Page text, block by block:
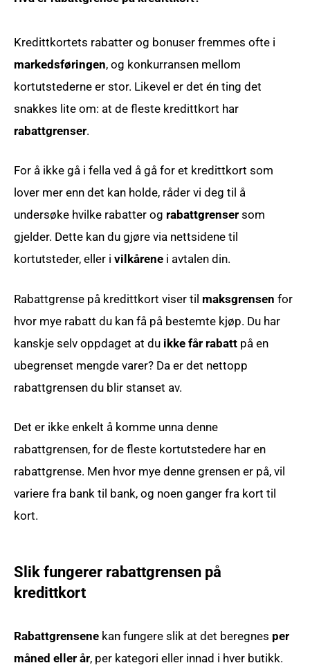
Kredittkortets rabatter og bonuser fremmes ofte i
markedsføringen, og konkurransen mellom
kortutstederne er stor. Likevel er det én ting det
snakkes lite om: at de fleste kredittkort har
rabattgrenser.
For å ikke gå i fella ved å gå for et kredittkort som
lover mer enn det kan holde, råder vi deg til å
undersøke hvilke rabatter og rabattgrensersom
gjelder. Dette kan du gjøre via nettsidene til
kortutsteder, eller ivilkårene i avtalen din.
Rabattgrense på kredittkort viser til maksgrensen for
hvor mye rabatt du kan få på bestemte kjøp. Du har
kanskje selv oppdaget at du ikke får rabatt på en
ubegrenset mengde varer? Da er det nettopp
rabattgrensen du blir stanset av.
Det er ikke enkelt å komme unna denne
rabattgrensen, for de fleste kortutstedere har en
rabattgrense. Men hvor mye denne grensen er på, vil
variere fra bank til bank, og noen ganger fra kort til
kort.
Slik fungerer rabattgrensen på
kredittkort
Rabattgrensene kan fungere slik at det beregnes per
måned eller år, per kategori eller innad i hver butikk.